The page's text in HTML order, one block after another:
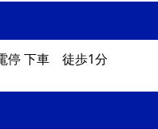
停 下車 徒歩1分